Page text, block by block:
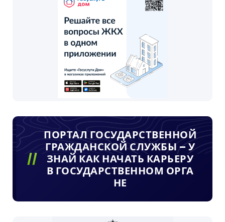
ПОРТАЛ ГОСУДАРСТВЕННОЙ
ГРАЖДАНСКОЙ СЛУЖБЫ – У
ЗНАЙ КАК НАЧАТЬ КАРЬЕРУ
В ГОСУДАРСТВЕННОМ ОРГА
НЕ